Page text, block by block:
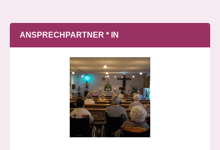
ANSPRECHPARTNER * IN